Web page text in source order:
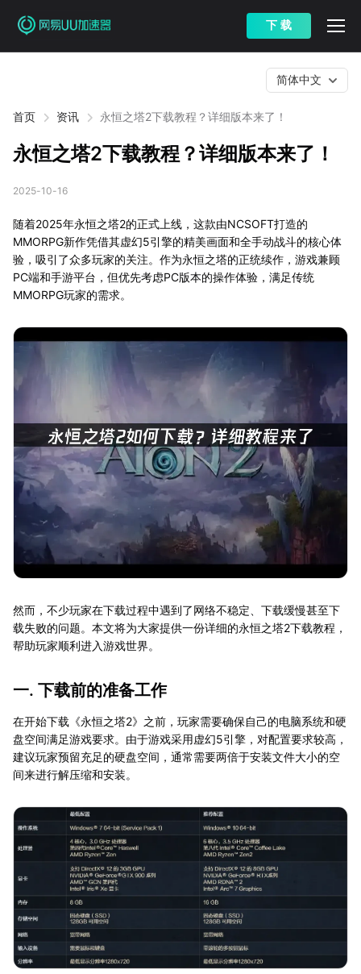
下 载
首页 资讯 永恒之塔2下载教程？详细版本来了！
简体中文
永恒之塔2下载教程？详细版本来了！
2025-10-16
随着2025年永恒之塔2的正式上线，这款由NCSOFT打造的
MMORPG新作凭借其虚幻5引擎的精美画面和全手动战斗的核心体
验，吸引了众多玩家的关注。作为永恒之塔的正统续作，游戏兼顾
PC端和手游平台，但优先考虑PC版本的操作体验，满足传统
MMORPG玩家的需求。
然而，不少玩家在下载过程中遇到了网络不稳定、下载缓慢甚至下
载失败的问题。本文将为大家提供一份详细的永恒之塔2下载教程，
帮助玩家顺利进入游戏世界。
一. 下载前的准备工作
在开始下载《永恒之塔2》之前，玩家需要确保自己的电脑系统和硬
盘空间满足游戏要求。由于游戏采用虚幻5引擎，对配置要求较高，
建议玩家预留充足的硬盘空间，通常需要两倍于安装文件大小的空
间来进行解压缩和安装。